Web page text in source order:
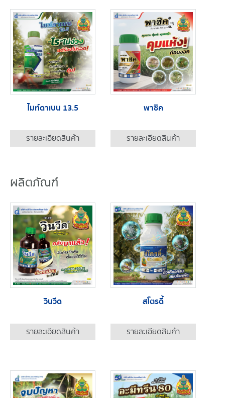
ไมท์ดาเบน 13.5
รายละเอียดสินค้า
พาซิค
รายละเอียดสินค้า
ผลิตภัณฑ์
วินวีด
รายละเอียดสินค้า
สโตรดี้
รายละเอียดสินค้า